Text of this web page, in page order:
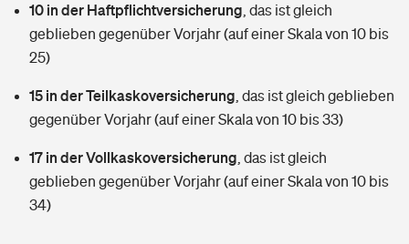
Wer versichert was: Jetzt Versicherer finden
Sie haben Fragen?
Mietkautionsversicherung
Restkreditversicherung
Tools
Kinderinvalidität
Hundehalter-Haftpflicht
Handyversicherung
Tierkrankenversicherung
Zur Übersicht
Tools
Wer versichert was: Jetzt Versicherer finden
10 in der Haftpflichtversicherung das ist gleich
geblieben gegenüber Vorjahr (auf einer Skala von 10 bis
25)
15 in der Teilkaskoversicherung das ist gleich geblieben
gegenüber Vorjahr (auf einer Skala von 10 bis 33)
17 in der Vollkaskoversicherung das ist gleich
geblieben gegenüber Vorjahr (auf einer Skala von 10 bis
34)